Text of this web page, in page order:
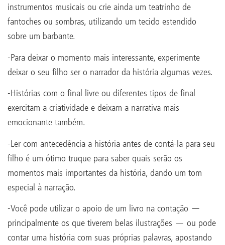
instrumentos musicais ou crie ainda um teatrinho de
fantoches ou sombras, utilizando um tecido estendido
sobre um barbante.
-Para deixar o momento mais interessante, experimente
deixar o seu filho ser o narrador da história algumas vezes.
-Histórias com o final livre ou diferentes tipos de final
exercitam a criatividade e deixam a narrativa mais
emocionante também.
-Ler com antecedência a história antes de contá-la para seu
filho é um ótimo truque para saber quais serão os
momentos mais importantes da história, dando um tom
especial à narração.
-Você pode utilizar o apoio de um livro na contação —
principalmente os que tiverem belas ilustrações — ou pode
contar uma história com suas próprias palavras, apostando